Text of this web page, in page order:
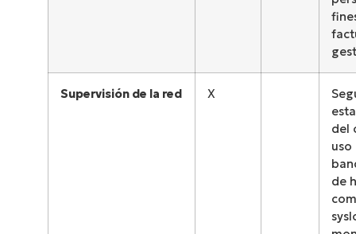
Supervisión de la red X
del
uso
de